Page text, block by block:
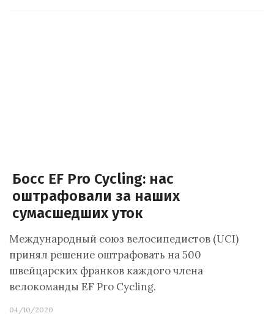
Босс EF Pro Cycling: нас
оштрафовали за наших
сумасшедших уток
Международный союз велосипедистов (UCI)
принял решение оштрафовать на 500
швейцарских франков каждого члена
велокоманды EF Pro Cycling.
04/10/2020